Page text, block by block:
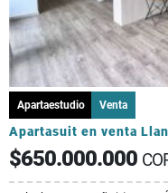
Apartaestudio Venta
Apartasuit en venta
$650.000.000